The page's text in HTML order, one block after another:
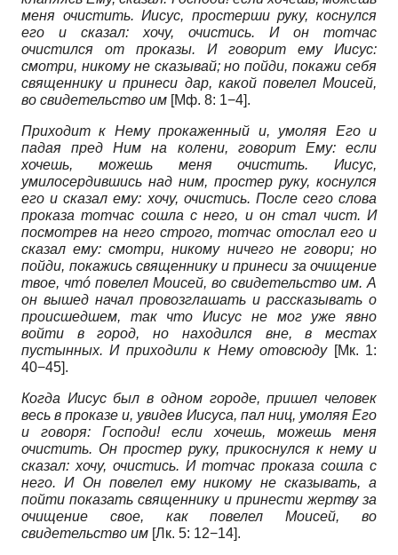
меня очистить. Иисус, простерши руку, коснулся
его и сказал: хочу, очистись. И он тотчас
очистился от проказы. И говорит ему Иисус:
смотри, никому не сказывай; но пойди, покажи себя
священнику и принеси дар, какой повелел Моисей,
во свидетельство им [Мф. 8: 1−4].
Приходит к Нему прокаженный и, умоляя Его и
падая пред Ним на колени, говорит Ему: если
хочешь, можешь меня очистить. Иисус,
умилосердившись над ним, простер руку, коснулся
его и сказал ему: хочу, очистись. После сего слова
проказа тотчас сошла с него, и он стал чист. И
посмотрев на него строго, тотчас отослал его и
сказал ему: смотри, никому ничего не говори; но
пойди, покажись священнику и принеси за очищение
твое, чтó повелел Моисей, во свидетельство им. А
он вышед начал провозглашать и рассказывать о
происшедшем, так что Иисус не мог уже явно
войти в город, но находился вне, в местах
пустынных. И приходили к Нему отовсюду[Мк. 1:
40−45].
Когда Иисус был в одном городе, пришел человек
весь в проказе и, увидев Иисуса, пал ниц, умоляя Его
и говоря: Господи! если хочешь, можешь меня
очистить. Он простер руку, прикоснулся к нему и
сказал: хочу, очистись. И тотчас проказа сошла с
него. И Он повелел ему никому не сказывать, а
пойти показать священнику и принести жертву за
очищение свое, как повелел Моисей, во
свидетельство им [Лк. 5: 12−14].